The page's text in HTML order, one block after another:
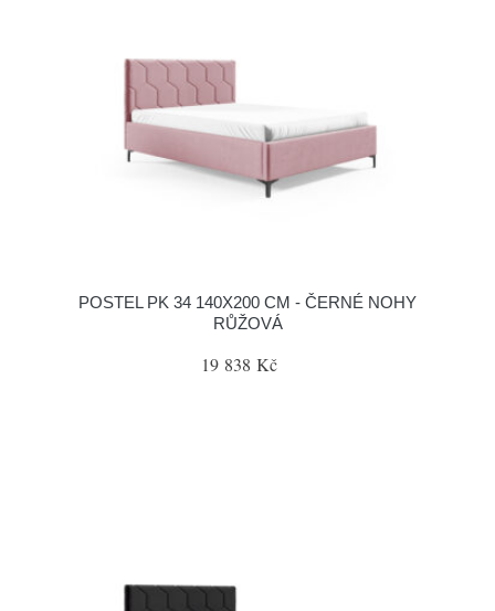
POSTEL PK 34 140X200 CM - ČERNÉ NOHY
RŮŽOVÁ
19 838 Kč